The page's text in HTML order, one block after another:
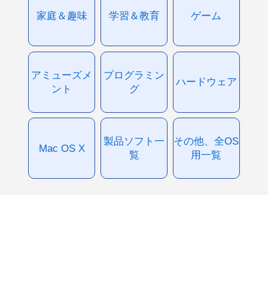
家庭＆趣味 学習＆教育 ゲーム
アミューズメ
ント
プログラミン
グ
ハードウェア
Mac OS X
製品ソフト一
覧
その他、全OS
用一覧